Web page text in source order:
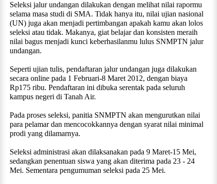
Seleksi jalur undangan dilakukan dengan melihat nilai rapormu
selama masa studi di SMA. Tidak hanya itu, nilai ujian nasional
(UN) juga akan menjadi pertimbangan apakah kamu akan lolos
seleksi atau tidak. Makanya, giat belajar dan konsisten meraih
nilai bagus menjadi kunci keberhasilanmu lulus SNMPTN jalur
undangan.
Seperti ujian tulis, pendaftaran jalur undangan juga dilakukan
secara online pada 1 Februari-8 Maret 2012, dengan biaya
Rp175 ribu. Pendaftaran ini dibuka serentak pada seluruh
kampus negeri di Tanah Air.
Pada proses seleksi, panitia SNMPTN akan mengurutkan nilai
para pelamar dan mencocokkannya dengan syarat nilai minimal
prodi yang dilamarnya.
Seleksi administrasi akan dilaksanakan pada 9 Maret-15 Mei,
sedangkan penentuan siswa yang akan diterima pada 23 - 24
Mei. Sementara pengumuman seleksi pada 25 Mei.